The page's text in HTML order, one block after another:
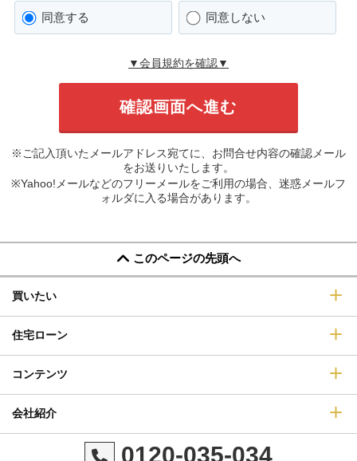
同意する 同意しない
▼会員規約を確認▼
※ご記入頂いたメールアドレス宛てに、お問合せ内容の確認メール
をお送りいたします。
※Yahoo!メールなどのフリーメールをご利用の場合、迷惑メールフ
ォルダに入る場合があります。
このページの先頭へ
買いたい
住宅ローン
コンテンツ
会社紹介
0120-035-034